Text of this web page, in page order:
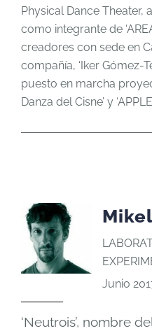
Physical Dance Theater,
como integrante de
creadores con sede en
compañía, ‘Iker Gómez-
puesto en marcha
Danza del Cisne’ y
Junio
‘Neutrois’, nombre